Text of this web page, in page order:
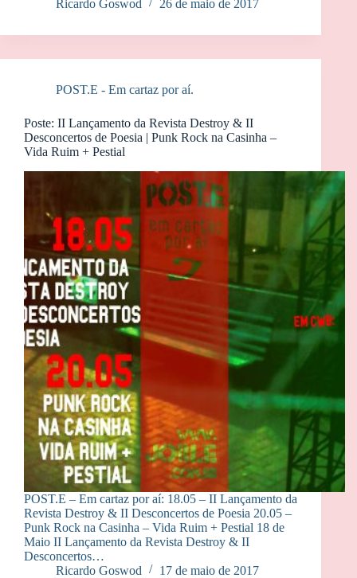
Ricardo Goswod 26 de maio de 2017
POST.E - Em cartaz por aí.
Poste: II Lançamento da Revista Destroy & II
Desconcertos de Poesia | Punk Rock na Casinha –
Vida Ruim + Pestial
POST.E – Em cartaz por aí: 18.05 – II Lançamento da
Revista Destroy & II Desconcertos de Poesia 20.05 –
Punk Rock na Casinha – Vida Ruim + Pestial 18 de
Maio II Lançamento da Revista Destroy & II
Desconcertos…
Ricardo Goswod
17 de maio de 2017